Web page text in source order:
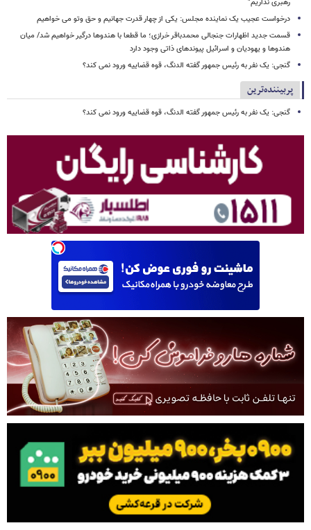
درخواست عجیب یک نماینده مجلس: یکی از چهار قدرت جهانیم و حق وتو می خواهیم
قسمت جدید اظهارات جنجالی محمدباقر خرازی؛ ما قطعا با هندوها درگیر خواهیم شد/ میان
هندوها و یهودیان و اسرائیل پیوندهای ذاتی وجود دارد
گنجی: یک نفر به رئیس جمهور گفته الدنگ، قوه قضاییه ورود نمی کند؟
پربیننده‌ترین
گنجی: یک نفر به رئیس جمهور گفته الدنگ، قوه قضاییه ورود نمی کند؟